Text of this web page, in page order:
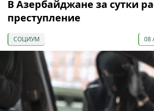
В Азербайджане за сутки
преступление
СОЦИУМ 08